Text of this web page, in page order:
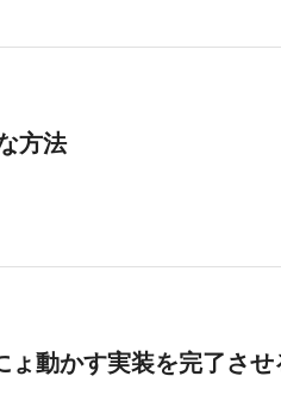
方法
動かす実装を完了させ